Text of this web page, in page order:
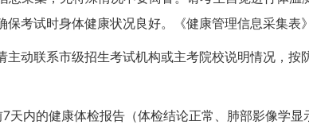
考试时身体健康状况良好。《健康管理信息采集表
主动联系市级招生考试机构或主考院校说明情况，
天内的健康体检报告（体检结论正常、肺部影像学